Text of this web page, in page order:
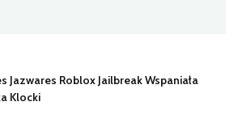
Jazwares Roblox Jailbreak Wspaniała
Klocki